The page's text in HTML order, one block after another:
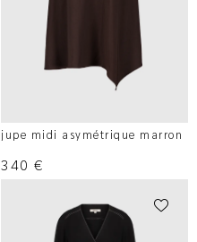
jupe midi asymétrique marron
340 €